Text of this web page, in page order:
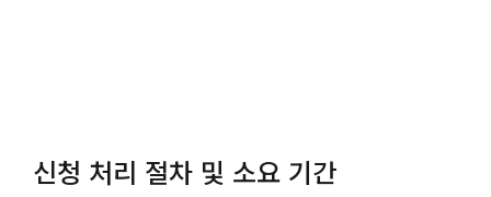
신청 처리 절차 및 소요 기간